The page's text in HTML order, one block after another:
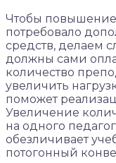
Чтобы повышение
потребовало
средств, делаем
должны сами
количество
увеличить
поможет
Увеличение
на одного
обезличивает
потогонный